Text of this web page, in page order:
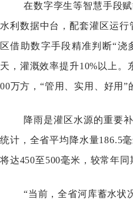
在数字孪生等智慧手段
水利数据中台，配套灌区运
区借助数字手段精准判断“
天，灌溉效率提升10%以上。
00万方，“管用、实用、好用”
降雨是灌区水源的重要
统计，全省平均降水量186.5
将达450至500毫米，较常年同
“当前，全省河库蓄水状